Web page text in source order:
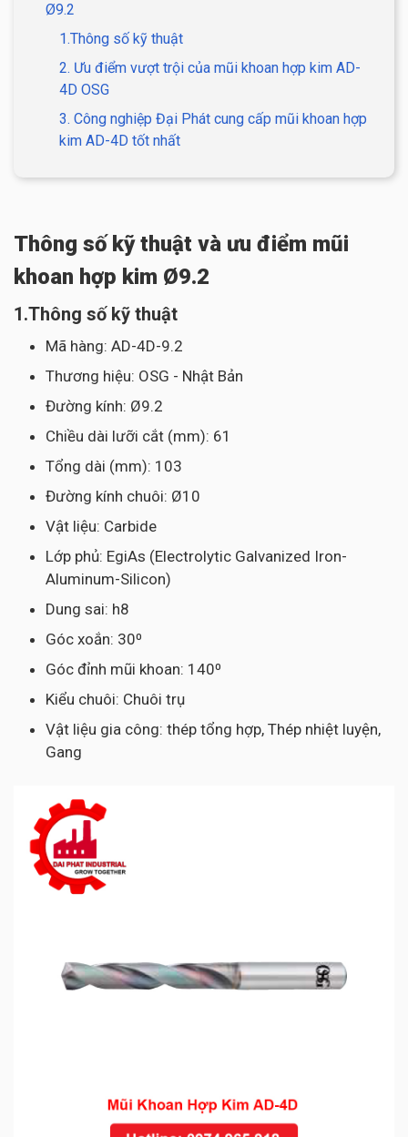
Ø9.2
1.Thông số kỹ thuật
2. Ưu điểm vượt trội của mũi khoan hợp kim AD-
4D OSG
3. Công nghiệp Đại Phát cung cấp mũi khoan hợp
kim AD-4D tốt nhất
Thông số kỹ thuật và ưu điểm mũi
khoan hợp kim Ø9.2
1.Thông số kỹ thuật
Mã hàng: AD-4D-9.2
Thương hiệu: OSG - Nhật Bản
Đường kính: Ø9.2
Chiều dài lưỡi cắt (mm): 61
Tổng dài (mm): 103
Đường kính chuôi: Ø10
Vật liệu: Carbide
Lớp phủ: EgiAs (Electrolytic Galvanized Iron-
Aluminum-Silicon)
Dung sai: h8
Góc xoắn: 30⁰
Góc đỉnh mũi khoan: 140⁰
Kiểu chuôi: Chuôi trụ
Vật liệu gia công: thép tổng hợp, Thép nhiệt luyện,
Gang